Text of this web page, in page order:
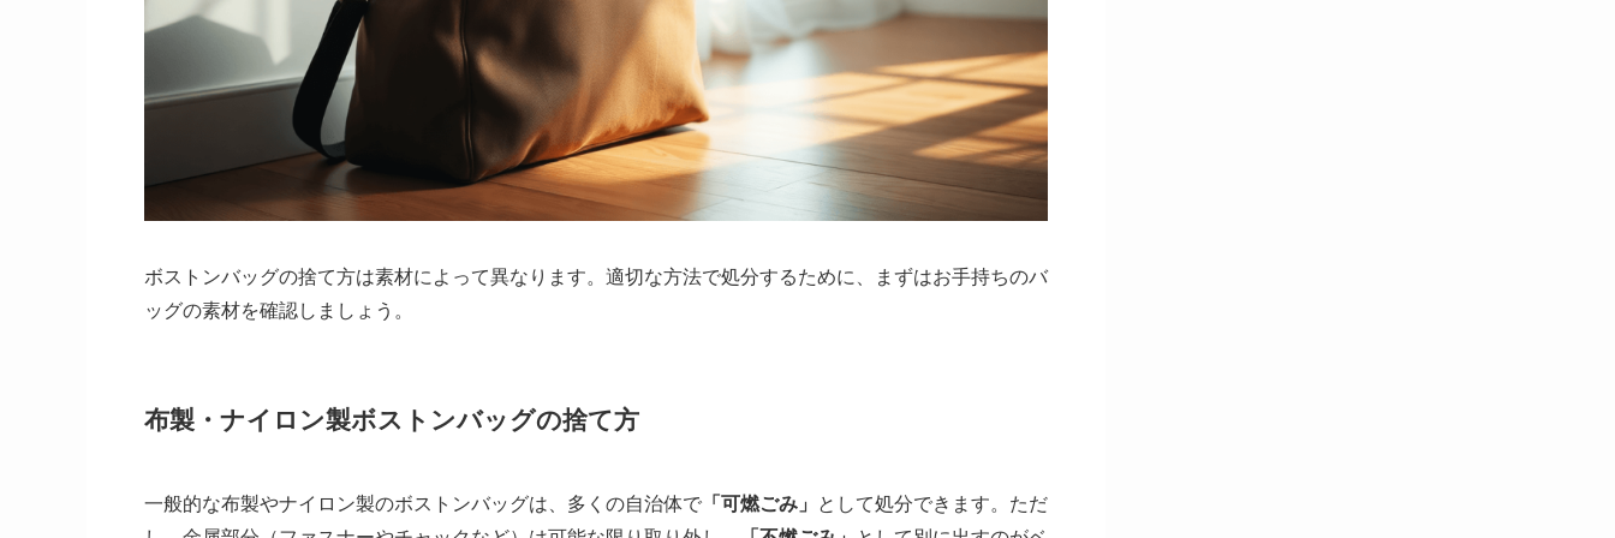
ボストンバッグの捨て方は素材によって異なります。適切な方法で処分するために、まずはお手持ちのバ
ッグの素材を確認しましょう。
布製・ナイロン製ボストンバッグの捨て方
一般的な布製やナイロン製のボストンバッグは、多くの自治体で 「可燃ごみ」 として処分できます。ただ